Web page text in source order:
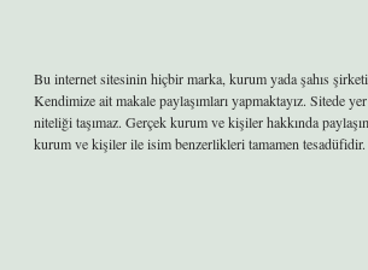
Bu internet sitesinin hiçbir marka, kurum yada şahıs
Kendimize ait makale paylaşımları yapmaktayız. Sitede
niteliği taşımaz. Gerçek kurum ve kişiler hakkında
kurum ve kişiler ile isim benzerlikleri tamamen tesadüfidir.